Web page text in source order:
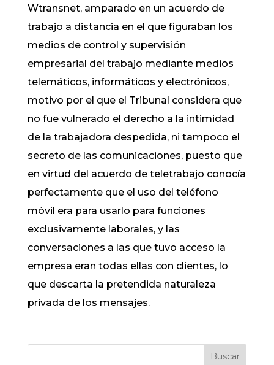
Wtransnet, amparado en un acuerdo de
trabajo a distancia en el que figuraban los
medios de control y supervisión
empresarial del trabajo mediante medios
telemáticos, informáticos y electrónicos,
motivo por el que el Tribunal considera que
no fue vulnerado el derecho a la intimidad
de la trabajadora despedida, ni tampoco el
secreto de las comunicaciones, puesto que
en virtud del acuerdo de teletrabajo conocía
perfectamente que el uso del teléfono
móvil era para usarlo para funciones
exclusivamente laborales, y las
conversaciones a las que tuvo acceso la
empresa eran todas ellas con clientes, lo
que descarta la pretendida naturaleza
privada de los mensajes.
Buscar